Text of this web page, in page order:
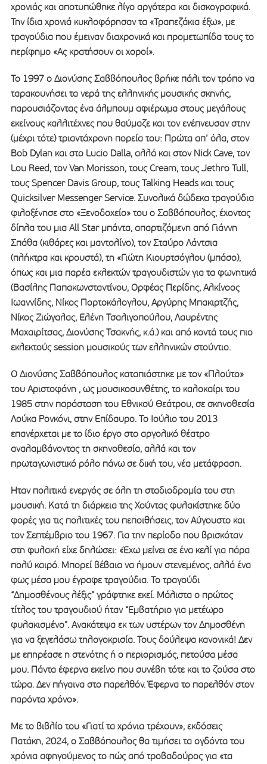
χρονιάς και αποτυπώθηκε λίγο αργότερα και δισκογραφικά.
Την ίδια χρονιά κυκλοφόρησαν τα «Τραπεζάκια έξω», με
τραγούδια που έμειναν διαχρονικά και προμετωπίδα τους το
περίφημο «Ας κρατήσουν οι χοροί».
Το 1997 ο Διονύσης Σαββόπουλος βρήκε πάλι τον τρόπο να
ταρακουνήσει τα νερά της ελληνικής μουσικής σκηνής,
παρουσιάζοντας ένα άλμπουμ αφιέρωμα στους μεγάλους
εκείνους καλλιτέχνες που θαύμαζε και τον ενέπνευσαν στην
(μέχρι τότε) τριαντάχρονη πορεία του: Πρώτα απ’ όλα, στον
Bob Dylan και στο Lucio Dalla, αλλά και στον Nick Cave, τον
Lou Reed, τον Van Morisson, τους Cream, τους Jethro Tull,
τους Spencer Davis Group, τους Talking Heads και τους
Quicksilver Messenger Service. Συνολικά δώδεκα τραγούδια
φιλοξένησε στο «Ξενοδοχείο» του ο Σαββόπουλος, έχοντας
δίπλα του μια All Star μπάντα, απαρτιζόμενη από Γιάννη
Σπάθα (κιθάρες και μαντολίνο), τον Σταύρο Λάντσια
(πλήκτρα και κρουστά), τη «Γιώτη Κιουρτσόγλου (μπάσο),
όπως και μια παρέα εκλεκτών τραγουδιστών για τα φωνητικά
(Βασίλης Παπακωνσταντίνου, Ορφέας Περίδης, Αλκίνοος
Ιωαννίδης, Νίκος Πορτοκάλογλου, Αργύρης Μπακιρτζής,
Νίκος Ζιώγαλας, Ελένη Τσαλιγοπούλου, Λαυρέντης
Μαχαιρίτσας, Διονύσης Τσακνής, κ.ά.) και από κοντά τους πιο
εκλεκτούς session μουσικούς των ελληνικών στούντιο.
Ο Διονύσης Σαββόπουλος καταπιάστηκε με τον «Πλούτο»
του Αριστοφάνη , ως μουσικοσυνθέτης, το καλοκαίρι του
1985 στην παράσταση του Εθνικού Θεάτρου, σε σκηνοθεσία
Λούκα Ρονκόνι, στην Επίδαυρο. Το Ιούλιο του 2013
επανέρχεται με το ίδιο έργο στο αργολικό θέατρο
αναλαμβάνοντας τη σκηνοθεσία, αλλά και τον
πρωταγωνιστικό ρόλο πάνω σε δική του, νέα μετάφραση.
Ηταν πολιτικά ενεργός σε όλη τη σταδιοδρομία του στη
μουσική. Κατά τη διάρκεια της Χούντας φυλακίστηκε δύο
φορές για τις πολιτικές του πεποιθήσεις, τον Αύγουστο και
τον Σεπτέμβριο του 1967. Για την περίοδο που βρισκόταν
στη φυλακή είχε δηλώσει: «Έχω μείνει σε ένα κελί για πάρα
πολύ καιρό. Μπορεί βέβαια να ήμουν στενεμένος, αλλά ένα
φως μέσα μου έγραφε τραγούδια. Το τραγούδι
“Δημοσθένους λέξις” γράφτηκε εκεί. Μάλιστα ο πρώτος
τίτλος του τραγουδιού ήταν “Εμβατήριο για μετέωρο
φυλακισμένο”. Ανακάτεψα εκ των υστέρων τον Δημοσθένη
για να ξεγελάσω τηλογοκρισία. Τους δούλεψα κανονικά! Δεν
με επηρέασε η στενότης ή ο περιορισμός, πετούσα μέσα
μου. Πάντα έφερνα εκείνο που συνέβη τότε και το ζούσα στο
τώρα. Δεν πήγαινα στο παρελθόν. Έφερνα το παρελθόν στον
παρόντα χρόνο».
Με το βιβλίο του «Γιατί τα χρόνια τρέχουν», εκδόσεις
Πατάκη, 2024, ο Σαββόπουλος θα τιμήσει τα ογδόντα του
χρόνια αφηγούμενος το πώς από τροβαδούρος για «τα